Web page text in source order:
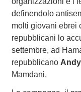
definendolo
molti giovani ebrei
repubblicani lo
settembre, ad
repubblicano
Mamdani.